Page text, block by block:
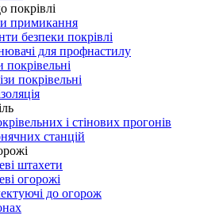
покрівлі
примикання
безпеки покрівлі
для профнастилу
покрівельні
покрівельні
і стінових прогонів
станцій
штахети
огорожі
до огорож